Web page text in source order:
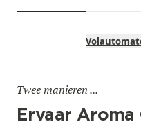
Twee manieren ...
Ervaar Aroma